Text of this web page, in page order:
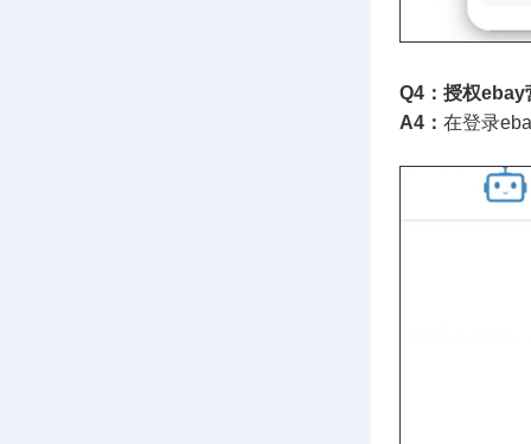
Q4：授权ebay
A4： 在登录